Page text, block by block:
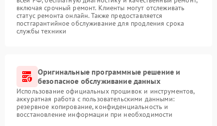
включая срочный ремонт. Клиенты могут отслеживать
статус ремонта онлайн. Также предоставляется
постгарантийное обслуживание для продления срока
службы техники
Оригинальные программные решение и
безопасное обслуживание данных
Использование официальных прошивок и инструментов,
аккуратная работа с пользовательскими данными:
резервное копирование, конфиденциальность и
восстановление информации при необходимости